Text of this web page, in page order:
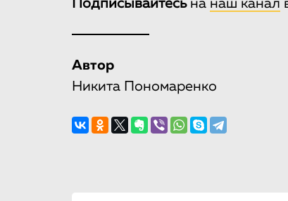
Подписывайтесьна наш канал
Автор
Никита Пономаренко